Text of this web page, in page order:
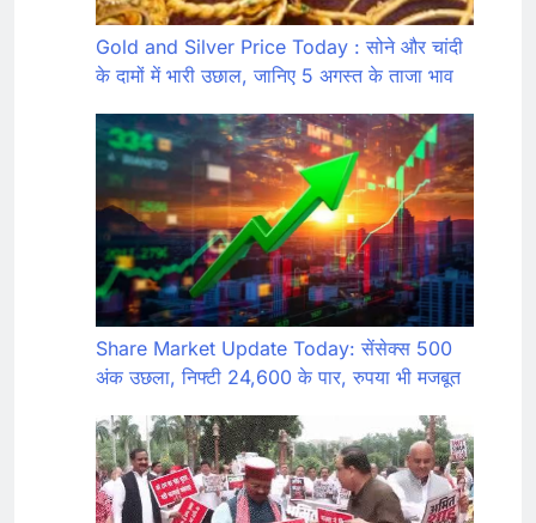
Gold and Silver Price Today : सोने और चांदी
के दामों में भारी उछाल, जानिए 5 अगस्त के ताजा भाव
Share Market Update Today: सेंसेक्स 500
अंक उछला, निफ्टी 24,600 के पार, रुपया भी मजबूत